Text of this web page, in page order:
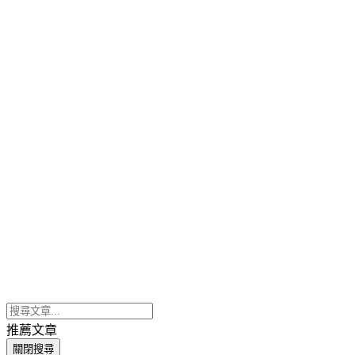
推薦文章
關閉搜尋